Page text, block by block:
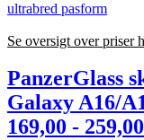
Se oversigt over priser
PanzerGlass
Galaxy A16/
169,00 -